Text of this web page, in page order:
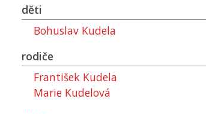
děti
Bohuslav Kudela
rodiče
František Kudela
Marie Kudelová